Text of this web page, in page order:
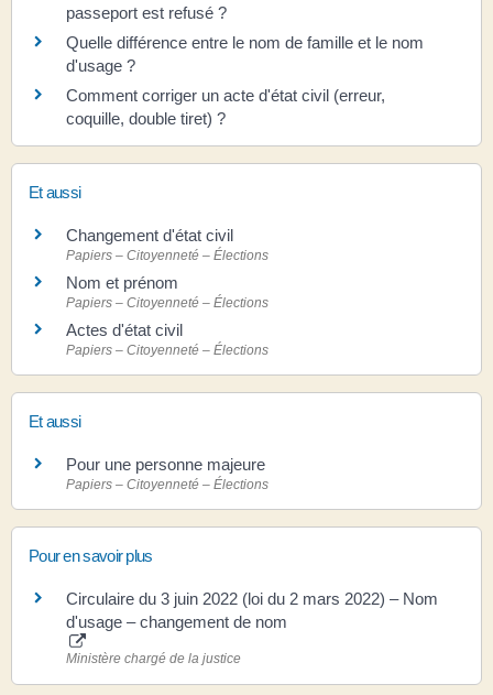
passeport est refusé ?
Quelle différence entre le nom de famille et le nom
d'usage ?
Comment corriger un acte d'état civil (erreur,
coquille, double tiret) ?
Et aussi
Changement d'état civil
Papiers – Citoyenneté – Élections
Nom et prénom
Papiers – Citoyenneté – Élections
Actes d'état civil
Papiers – Citoyenneté – Élections
Et aussi
Pour une personne majeure
Papiers – Citoyenneté – Élections
Pour en savoir plus
Circulaire du 3 juin 2022 (loi du 2 mars 2022) – Nom
d'usage – changement de nom
Ministère chargé de la justice